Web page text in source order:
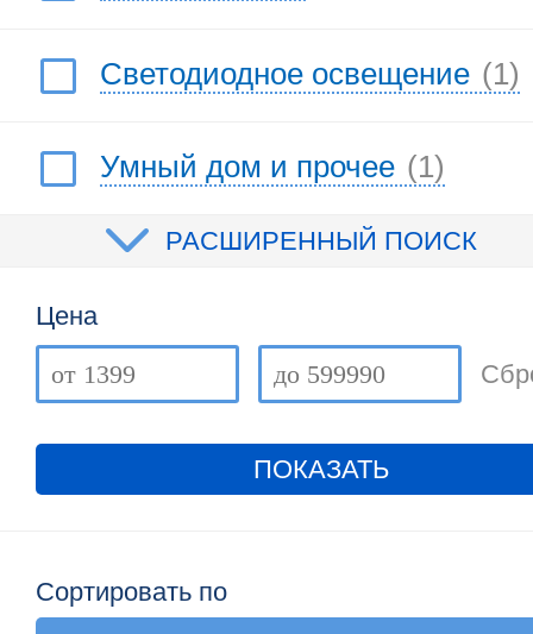
Светодиодное освещение (1)
Умный дом и прочее (1)
РАСШИРЕННЫЙ ПОИСК
Цена
ПОКАЗАТЬ
Сортировать по